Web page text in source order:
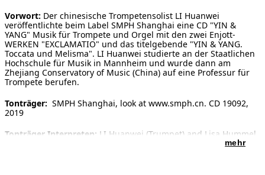
Vorwort: Der chinesische Trompetensolist LI Huanwei
veröffentlichte beim Label SMPH Shanghai eine CD "YIN &
YANG" Musik für Trompete und Orgel mit den zwei Enjott-
WERKEN "EXCLAMATIO" und das titelgebende "YIN & YANG.
Toccata und Melisma". LI Huanwei studierte an der Staatlichen
Hochschule für Musik in Mannheim und wurde dann am
Zhejiang Conservatory of Music (China) auf eine Professur für
Trompete berufen.
Tonträger: SMPH Shanghai, look at www.smph.cn. CD 19092,
2019
Tonträger Interpreten: LI Huanwei (Trumpet) and Lisa Hummel
mehr